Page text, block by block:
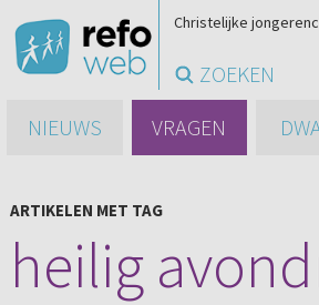
Christelijke
ZOEKEN
NIEUWS
VRAGEN
ARTIKELEN MET TAG
heilig